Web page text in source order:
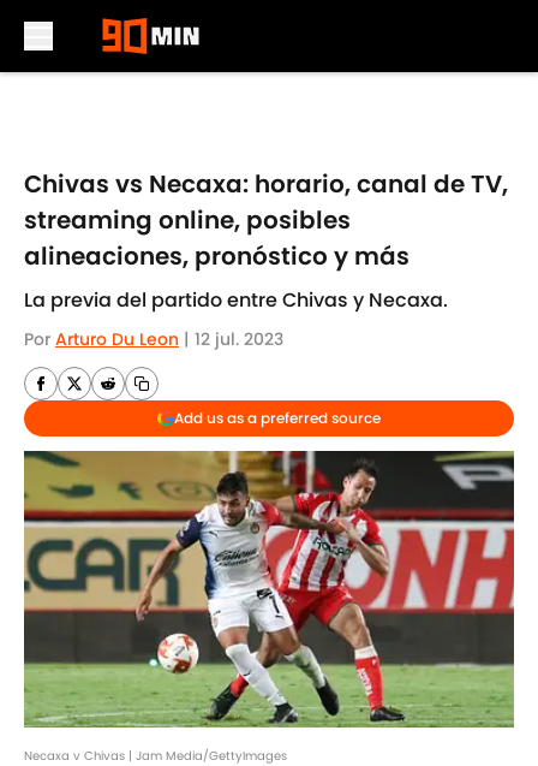
Chivas vs Necaxa: horario, canal de TV,
streaming online, posibles
alineaciones, pronóstico y más
La previa del partido entre Chivas y Necaxa.
Por Arturo Du Leon | 12 jul. 2023
Add us as a preferred source
Necaxa v Chivas | Jam Media/GettyImages